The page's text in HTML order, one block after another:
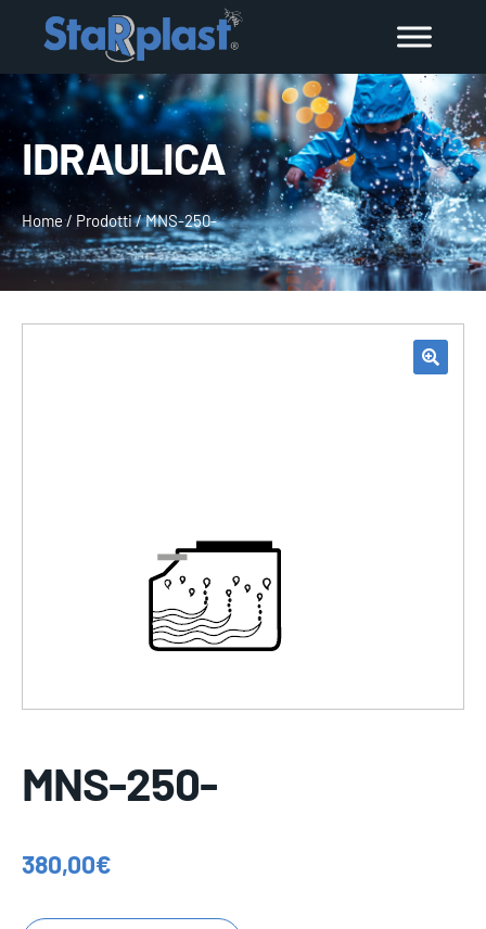
IDRAULICA
Home/ Prodotti/MNS-250-
MNS-250-
380,00€